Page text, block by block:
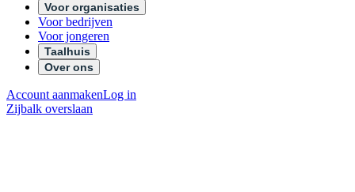
Voor organisaties
Voor bedrijven
Voor jongeren
Taalhuis
Over ons
Account aanmakenLog in
Zijbalk overslaan